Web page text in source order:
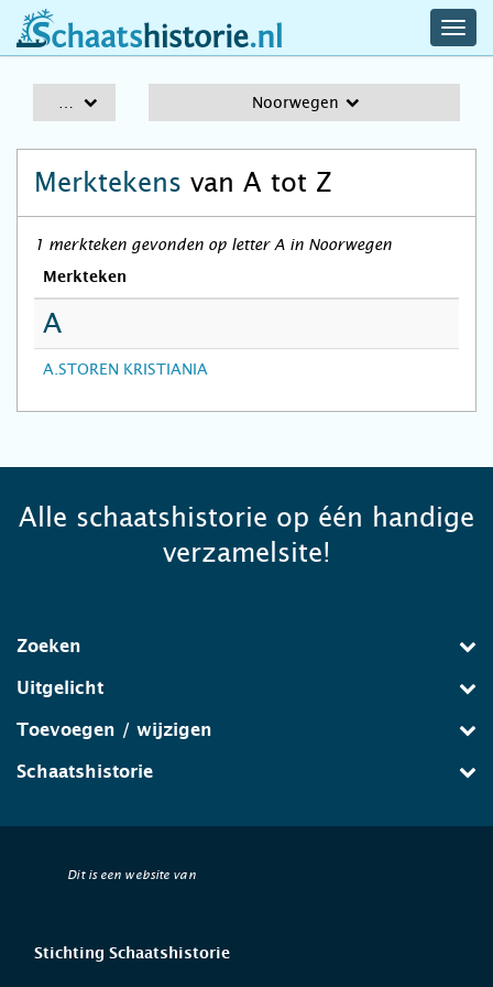
schaatshistorie.nl
Noorwegen
Merktekens van A tot Z
1 merkteken gevonden op letter A in Noorwegen
Merkteken
A
A.STOREN KRISTIANIA
Alle schaatshistorie op één handige
verzamelsite!
Zoeken
Uitgelicht
Toevoegen / wijzigen
Schaatshistorie
Dit is een website van
Stichting Schaatshistorie